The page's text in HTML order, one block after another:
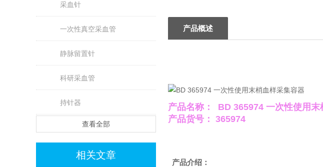
采血针
一次性真空采血管
静脉留置针
科研采血管
持针器
查看全部
相关文章
产品概述
产品名称： BD 365974 一次性使用
产品货号： 365974
产品介绍：